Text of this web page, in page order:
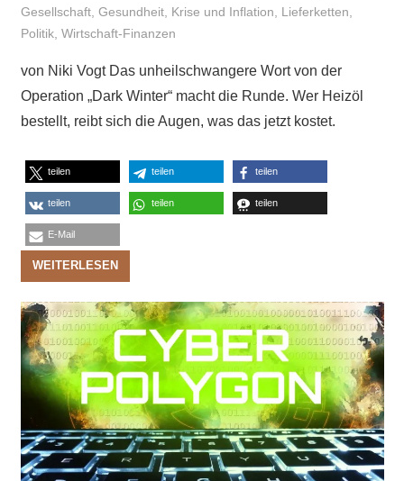
Gesellschaft, Gesundheit, Krise und Inflation Lieferketten
Politik, Wirtschaft-Finanzen
von Niki Vogt Das unheilschwangere Wort von der
Operation „Dark Winter“ macht die Runde. Wer Heizöl
bestellt, reibt sich die Augen, was das jetzt kostet.
teilen teilen teilen
teilen teilen teilen
E-Mail
WEITERLESEN